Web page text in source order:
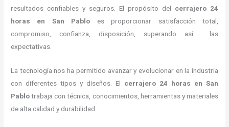
resultados confiables y seguros. El propósito del cerrajero 24
horas en San Pablo es proporcionar satisfacción total,
compromiso, confianza, disposición, superando así las
expectativas.
La tecnología nos ha permitido avanzar y evolucionar en la industria
con diferentes tipos y diseños. El cerrajero 24 horas en San
Pablotrabaja con técnica, conocimientos, herramientas y materiales
de alta calidad y durabilidad.